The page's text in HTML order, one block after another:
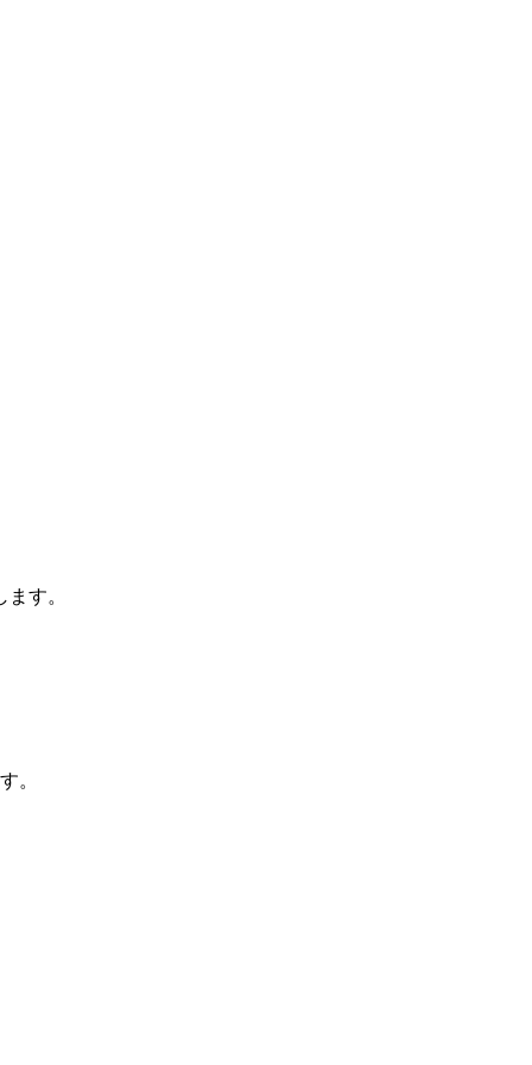
す。
。